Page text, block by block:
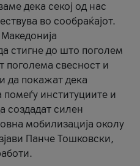
дека секој од нас
во сообраќајот.
стигне до што поголем
поголема свесност и
да покажат дека
институциите и
создадат силен
мобилизација околу
Панче Тошковски,